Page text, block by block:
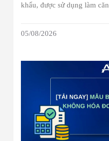
khẩu, được sử dụng làm căn
05/08/2026